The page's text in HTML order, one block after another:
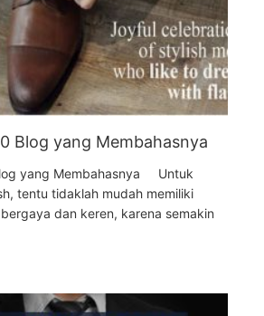
Blog yang Membahasnya
yang Membahasnya Untuk
tentu tidaklah mudah memiliki
dan keren, karena semakin